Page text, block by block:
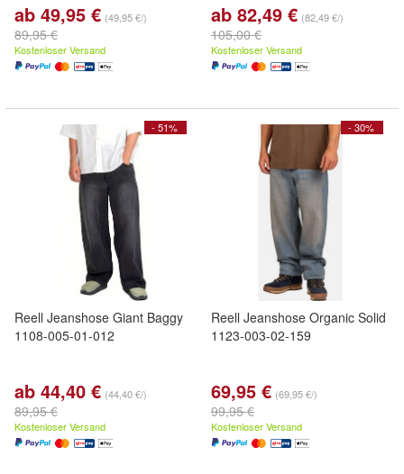
ab 49,95 € (49,95 €/)
89,95 €
Kostenloser Versand
ab 82,49 € (82,49 €/)
105,00 €
Kostenloser Versand
- 51%
Reell Jeanshose Giant Baggy
1108-005-01-012
ab 44,40 € (44,40 €/)
89,95 €
Kostenloser Versand
- 30%
Reell Jeanshose Organic Solid
1123-003-02-159
69,95 € (69,95 €/)
99,95 €
Kostenloser Versand